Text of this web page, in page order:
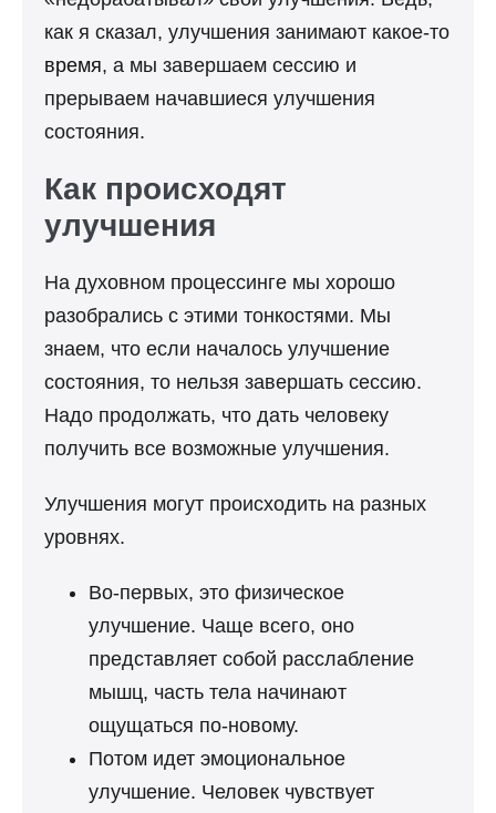
как я сказал, улучшения занимают какое-то
время, а мы завершаем сессию и
прерываем начавшиеся улучшения
состояния.
Как происходят
улучшения
На духовном процессинге мы хорошо
разобрались с этими тонкостями. Мы
знаем, что если началось улучшение
состояния, то нельзя завершать сессию.
Надо продолжать, что дать человеку
получить все возможные улучшения.
Улучшения могут происходить на разных
уровнях.
Во-первых, это физическое
улучшение. Чаще всего, оно
представляет собой расслабление
мышц, часть тела начинают
ощущаться по-новому.
Потом идет эмоциональное
улучшение. Человек чувствует